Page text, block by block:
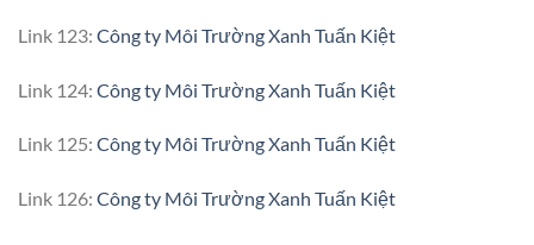
Link 123: Công ty Môi Trường Xanh Tuấn Kiệt
Link 124: Công ty Môi Trường Xanh Tuấn Kiệt
Link 125: Công ty Môi Trường Xanh Tuấn Kiệt
Link 126: Công ty Môi Trường Xanh Tuấn Kiệt